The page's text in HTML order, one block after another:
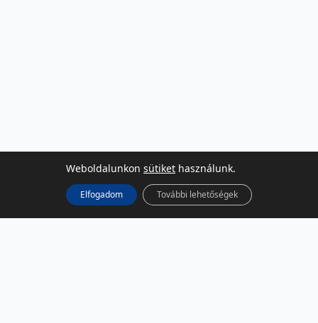
Weboldalunkon sütiket használunk.
Elfogadom További lehetőségek